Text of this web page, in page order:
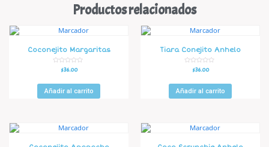
Productos relacionados
Coconejito Margaritas
o
r
a
d
$36.00
Añadir al carrito
Tiara Conejito Anhelo
o
r
a
d
$36.00
Añadir al carrito